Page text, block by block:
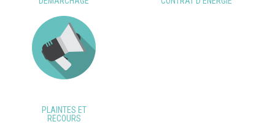
PLAINTES ET
RECOURS